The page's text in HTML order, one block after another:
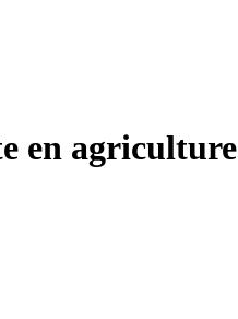
en agriculture